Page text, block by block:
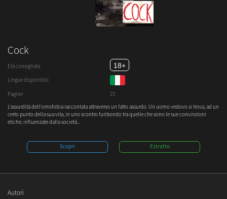
Cock
Età consigliata 18+
Lingue disponibili
Pagine
23
L'assurdità dell'omofobia raccontata attraverso un fatto assurdo. Un uomo vedovo si trova, ad un
certo punto della sua vita, in uno scontro furibondo tra quelle che sono le sue convinzioni
etiche, influenzate dalla società...
Scopri Estratto
Autori